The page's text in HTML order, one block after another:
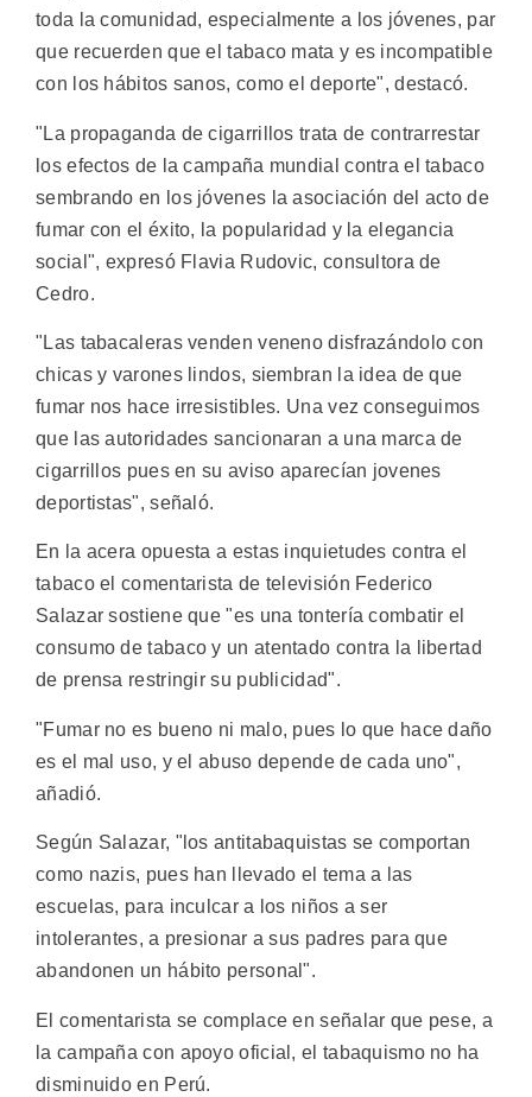
toda la comunidad, especialmente a los jóvenes, par
que recuerden que el tabaco mata y es incompatible
con los hábitos sanos, como el deporte", destacó.
"La propaganda de cigarrillos trata de contrarrestar
los efectos de la campaña mundial contra el tabaco
sembrando en los jóvenes la asociación del acto de
fumar con el éxito, la popularidad y la elegancia
social", expresó Flavia Rudovic, consultora de
Cedro.
"Las tabacaleras venden veneno disfrazándolo con
chicas y varones lindos, siembran la idea de que
fumar nos hace irresistibles. Una vez conseguimos
que las autoridades sancionaran a una marca de
cigarrillos pues en su aviso aparecían jovenes
deportistas", señaló.
En la acera opuesta a estas inquietudes contra el
tabaco el comentarista de televisión Federico
Salazar sostiene que "es una tontería combatir el
consumo de tabaco y un atentado contra la libertad
de prensa restringir su publicidad".
"Fumar no es bueno ni malo, pues lo que hace daño
es el mal uso, y el abuso depende de cada uno",
añadió.
Según Salazar, "los antitabaquistas se comportan
como nazis, pues han llevado el tema a las
escuelas, para inculcar a los niños a ser
intolerantes, a presionar a sus padres para que
abandonen un hábito personal".
El comentarista se complace en señalar que pese, a
la campaña con apoyo oficial, el tabaquismo no ha
disminuido en Perú.